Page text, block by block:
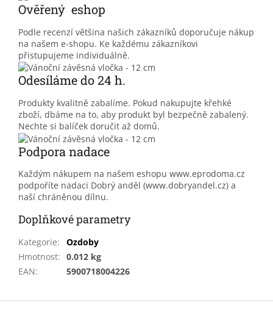
Ověřený eshop
Podle recenzí většina našich zákazníků doporučuje nákup
na našem e-shopu. Ke každému zákazníkovi
přistupujeme individuálně.
Odesíláme do 24 h.
Produkty kvalitně zabalíme. Pokud nakupujte křehké
zboží, dbáme na to, aby produkt byl bezpečně zabalený.
Nechte si balíček doručit až domů.
Podpora nadace
Každým nákupem na našem eshopu www.eprodoma.cz
podpoříte nadaci Dobrý anděl (www.dobryandel.cz) a
naší chráněnou dílnu.
Doplňkové parametry
Kategorie:
Ozdoby
Hmotnost: 0.012 kg
EAN: 5900718004226